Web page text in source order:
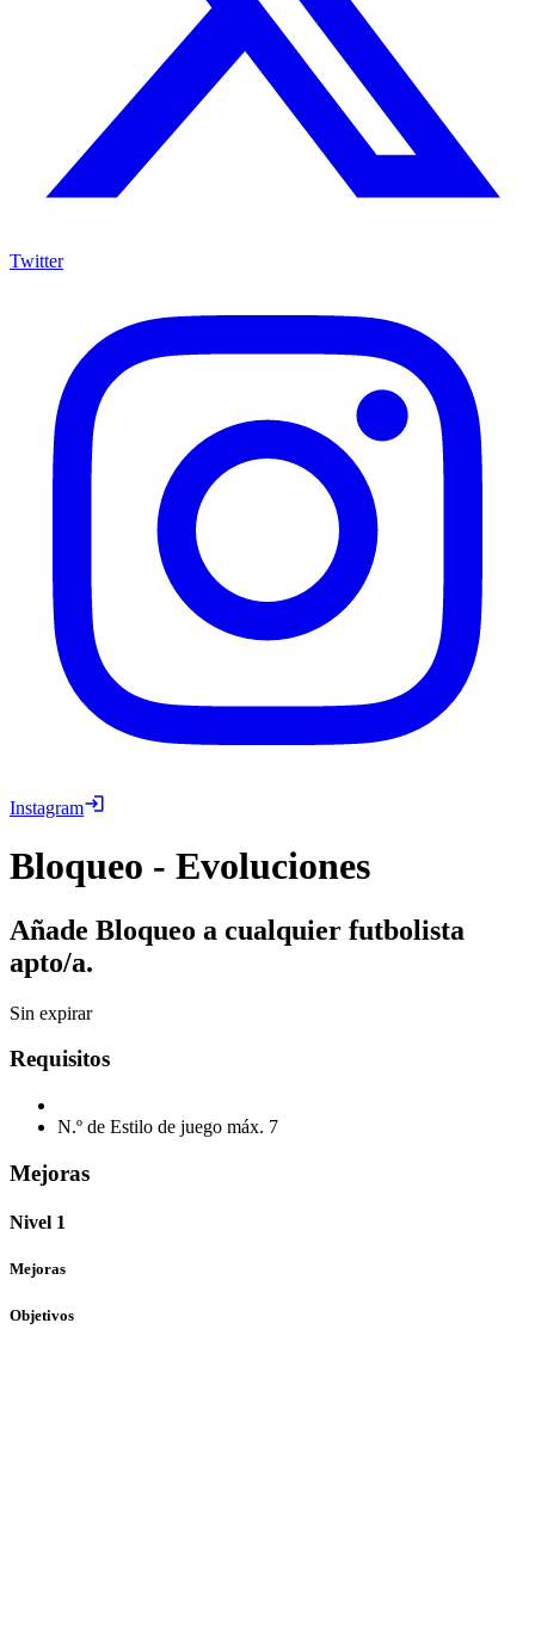
Twitter
Instagram
Bloqueo - Evoluciones
Añade Bloqueo a cualquier futbolista
apto/a.
Sin expirar
Requisitos
N.º de Estilo de juego máx. 7
Mejoras
Nivel 1
Mejoras
Objetivos